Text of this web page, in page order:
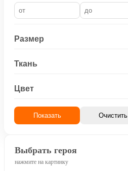
Размер
Ткань
Цвет
Показать Очистить
Выбрать героя
нажмите на картинку